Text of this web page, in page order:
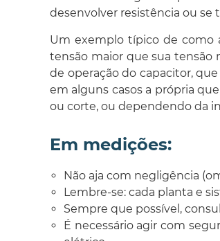
desenvolver resistência ou se
Um exemplo típico de como
tensão maior que sua tensão
de operação do capacitor,
em alguns casos a própria
ou corte, ou dependendo da
Em medições:
Não aja com negligência
Lembre-se: cada planta e
Sempre que possível,
É necessário agir com